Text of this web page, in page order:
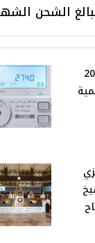
الشحن
2026